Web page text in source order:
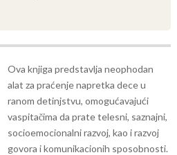
Ova knjiga predstavlja neophodan
alat za praćenje napretka dece u
ranom detinjstvu, omogućavajući
vaspitačima da prate telesni, saznajni,
socioemocionalni razvoj, kao i razvoj
govora i komunikacionih sposobnosti.